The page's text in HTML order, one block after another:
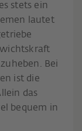
stets ein
lautet
Bei
ist die
das
bequem in